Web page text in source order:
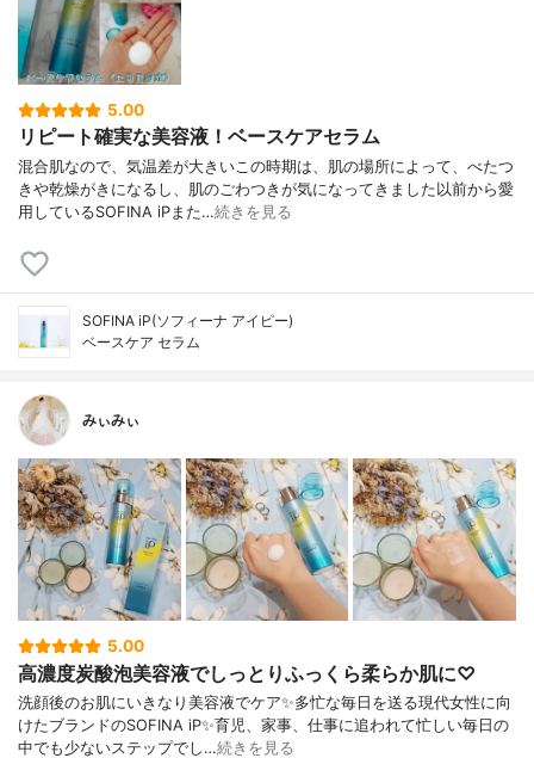
5.00
リピート確実な美容液！ベースケアセラム
混合肌なので、気温差が大きいこの時期は、肌の場所によって、べたつ
きや乾燥がきになるし、肌のごわつきが気になってきました以前から愛
用しているSOFINA iPまた…続きを見る
SOFINA iP(ソフィーナ アイピー)
ベースケア セラム
みぃみぃ
5.00
高濃度炭酸泡美容液でしっとりふっくら柔らか肌に♡
洗顔後のお肌にいきなり美容液でケア✨多忙な毎日を送る現代女性に向
けたブランドのSOFINA iP✨育児、家事、仕事に追われて忙しい毎日の
中でも少ないステップでし…続きを見る